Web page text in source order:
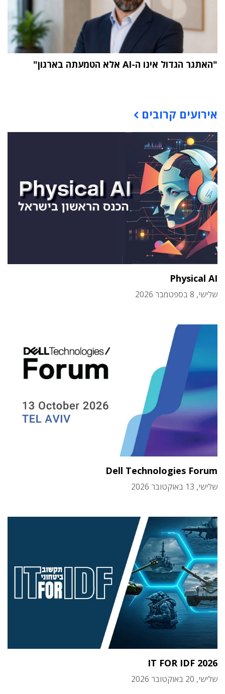
"האתגר הגדול אינו ה-AI אלא הטמעתה בארגון"
אירועים קרובים
Physical AI
שלישי, 8 בספטמבר 2026
Dell Technologies Forum
שלישי, 13 באוקטובר 2026
IT FOR IDF 2026
שלישי, 20 באוקטובר 2026